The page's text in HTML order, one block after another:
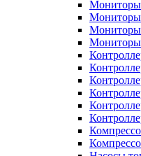
Мониторы
Мониторы
Мониторы
Мониторы